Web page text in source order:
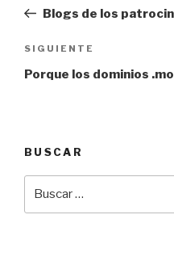
entradas
anterior:
Blogs de los
Siguiente
entrada
SIGUIENTE
Porque los dominios
BUSCAR